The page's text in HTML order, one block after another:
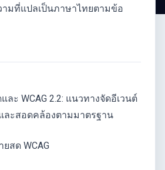
มที่แปลเป็นภาษาไทยตามข้อ
ละ WCAG 2.2: แนวทางจัดอีเวนต์
ละสอดคล้องตามมาตรฐาน
สด WCAG